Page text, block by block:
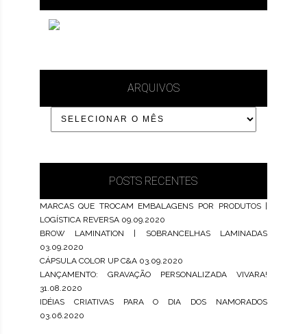
ARQUIVOS
POSTS RECENTES
MARCAS QUE TROCAM EMBALAGENS POR PRODUTOS |
LOGÍSTICA REVERSA 09.09.2020
BROW LAMINATION | SOBRANCELHAS LAMINADAS
03.09.2020
CÁPSULA COLOR UP C&A 03.09.2020
LANÇAMENTO: GRAVAÇÃO PERSONALIZADA VIVARA!
31.08.2020
IDÉIAS CRIATIVAS PARA O DIA DOS NAMORADOS
03.06.2020